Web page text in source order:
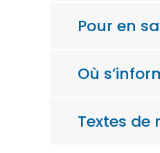
Pour en
Où
Textes de